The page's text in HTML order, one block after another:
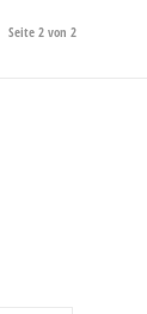
Seite 2 von 2